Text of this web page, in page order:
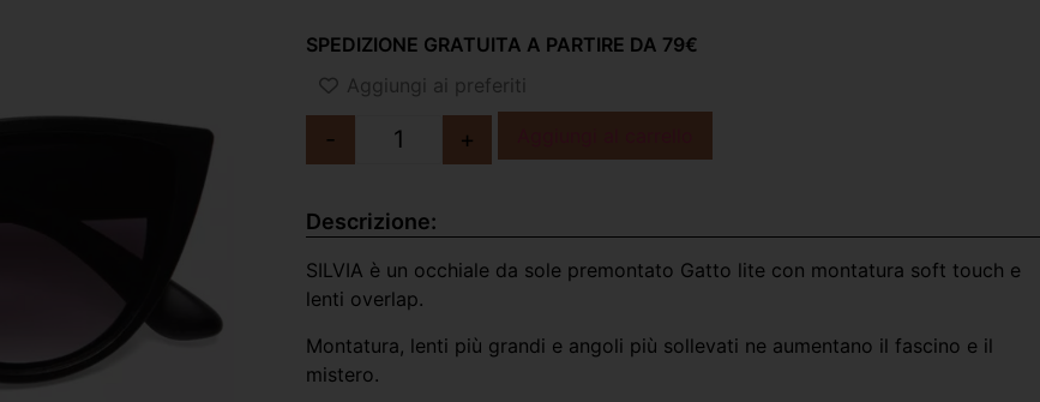
SPEDIZIONE GRATUITA A PARTIRE DA 79€
Aggiungi ai preferiti
- +
Descrizione:
SILVIA è un occhiale da sole premontato Gatto lite con montatura soft touch e
lenti overlap.
Montatura, lenti più grandi e angoli più sollevati ne aumentano il fascino e il
mistero.